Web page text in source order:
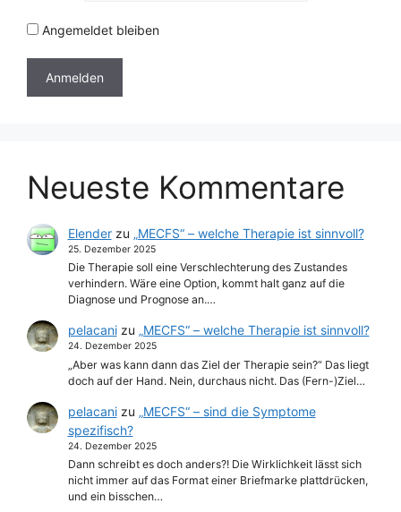
Angemeldet bleiben
Neueste Kommentare
Elenderzu „MECFS“ – welche Therapie ist sinnvoll?
25. Dezember 2025
Die Therapie soll eine Verschlechterung des Zustandes
verhindern. Wäre eine Option, kommt halt ganz auf die
Diagnose und Prognose an.…
pelacanizu „MECFS“ – welche Therapie ist sinnvoll?
24. Dezember 2025
„Aber was kann dann das Ziel der Therapie sein?“ Das liegt
doch auf der Hand. Nein, durchaus nicht. Das (Fern-)Ziel…
pelacanizu „MECFS“ – sind die Symptome
spezifisch?
24. Dezember 2025
Dann schreibt es doch anders?! Die Wirklichkeit lässt sich
nicht immer auf das Format einer Briefmarke plattdrücken,
und ein bisschen…